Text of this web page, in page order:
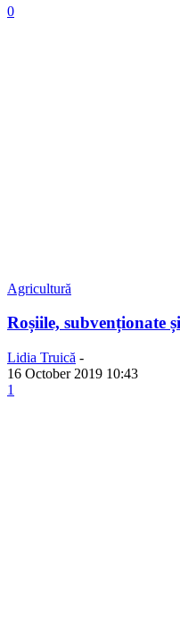
0
Agricultură
Roșiile, subvenționate
Lidia Truică -
16 October 2019 10:43
1